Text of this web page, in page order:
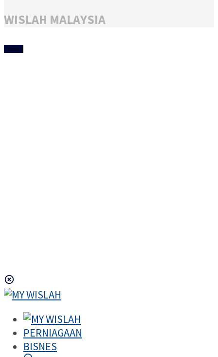
WISLAH MALAYSIA
close
PERNIAGAAN
BISNES